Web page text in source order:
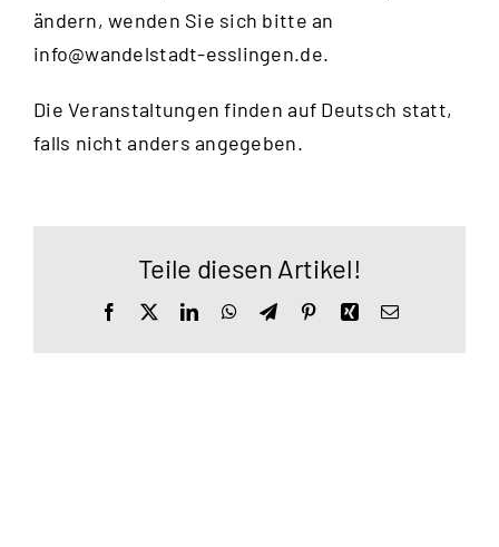
ändern, wenden Sie sich bitte an
info@wandelstadt-esslingen.de.
Die Veranstaltungen finden auf Deutsch statt,
falls nicht anders angegeben.
Teile diesen Artikel!
Facebook LinkedInWhatsApp
TelegramPinterestXingE-